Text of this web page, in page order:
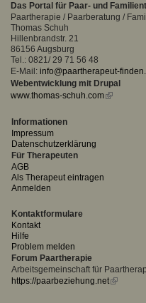
Das Portal für Paar- und
Paartherapie / Paarberatung /
Thomas Schuh
Hillenbrandstr. 21
86156 Augsburg
Tel.: 0821/ 29 71 56 48
E-Mail: info@paartherapeut-
Webentwicklung mit Drupal
www.thomas-schuh.com(link
Informationen
Impressum
Datenschutzerklärung
Für Therapeuten
AGB
Als Therapeut eintragen
Anmelden
Kontaktformulare
Kontakt
Hilfe
Problem melden
Forum Paartherapie
Arbeitsgemeinschaft für
https://paarbeziehung.net(link